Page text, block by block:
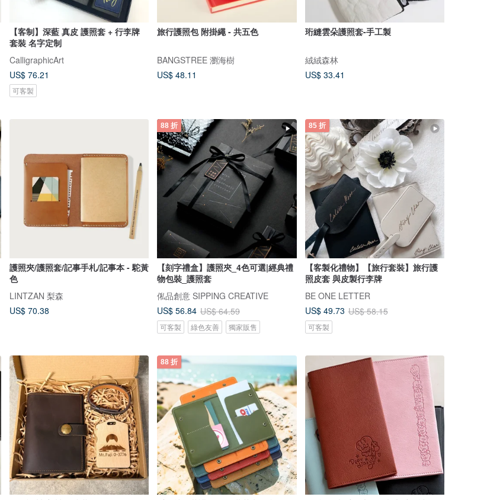
【客制】深藍 真皮 護照套 + 行李牌
套裝 名字定制
CalligraphicArt
US$ 76.21
可客製
旅行護照包 附掛繩 - 共五色
BANGSTREE 瀏海樹
US$ 48.11
珩縫雲朵護照套-手工製
絨絨森林
US$ 33.41
護照夾/護照套/記事手札/記事本 - 駝黃
色
LINTZAN 梨森
US$ 70.38
88 折
【刻字禮盒】護照夾_4色可選|經典禮
物包裝_護照套
俬品創意 SIPPING CREATIVE
US$ 56.84 US$ 64.59
可客製 綠色友善 獨家販售
85 折
【客製化禮物】【旅行套裝】旅行護
照皮套 與皮製行李牌
BE ONE LETTER
US$ 49.73 US$ 58.15
可客製
88 折